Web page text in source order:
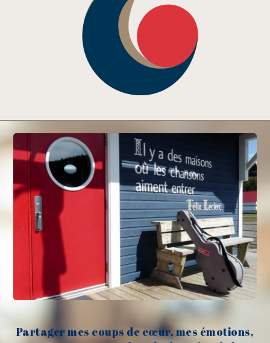
Partager mes coups de cœur, mes émotions,